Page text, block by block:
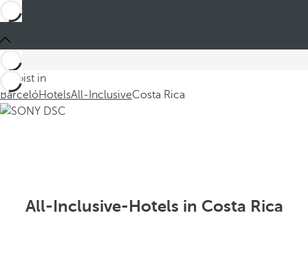
Du bist in
BarcelóHotelsAll-InclusiveCosta Rica
All-Inclusive-Hotels in Costa Rica